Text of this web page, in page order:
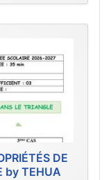
DE
by TEHUA